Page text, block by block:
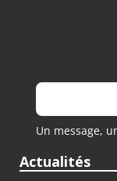
Un message,
Actualités